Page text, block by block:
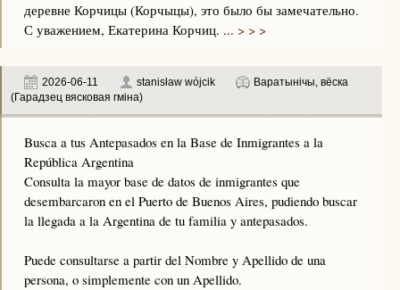
деревне Корчицы (Корчыцы), это было бы замечательно.
С уважением, Екатерина Корчиц. ... > > >
2026-06-11 stanisław wójcik
Варатынічы, вёска
(Гарадзец вясковая гміна)
Busca a tus Antepasados en la Base de Inmigrantes a la
República Argentina
Consulta la mayor base de datos de inmigrantes que
desembarcaron en el Puerto de Buenos Aires, pudiendo buscar
la llegada a la Argentina de tu familia y antepasados.
Puede consultarse a partir del Nombre y Apellido de una
persona, o simplemente con un Apellido.